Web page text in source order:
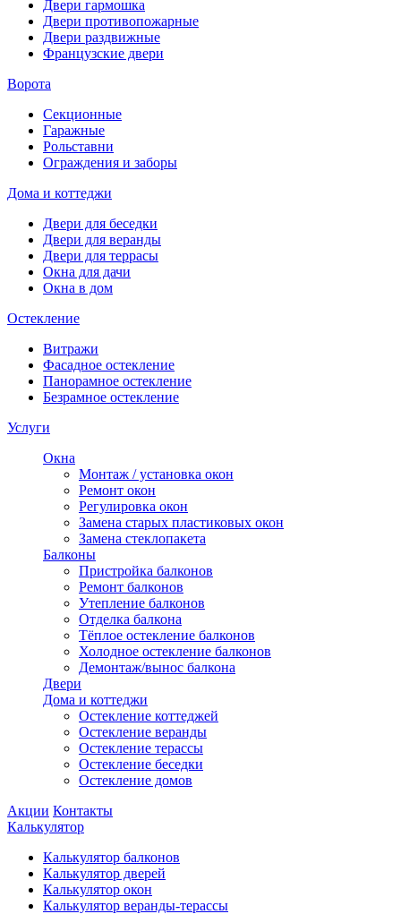
Двери гармошка
Двери противопожарные
Двери раздвижные
Французские двери
Ворота
Секционные
Гаражные
Рольставни
Ограждения и заборы
Дома и коттеджи
Двери для беседки
Двери для веранды
Двери для террасы
Окна для дачи
Окна в дом
Остекление
Витражи
Фасадное остекление
Панорамное остекление
Безрамное остекление
Услуги
Окна
Монтаж / установка окон
Ремонт окон
Регулировка окон
Замена старых пластиковых окон
Замена стеклопакета
Балконы
Пристройка балконов
Ремонт балконов
Утепление балконов
Отделка балкона
Тёплое остекление балконов
Холодное остекление балконов
Демонтаж/вынос балкона
Двери
Дома и коттеджи
Остекление коттеджей
Остекление веранды
Остекление терассы
Остекление беседки
Остекление домов
Акции Контакты
Калькулятор
Калькулятор балконов
Калькулятор дверей
Калькулятор окон
Калькулятор веранды-терассы